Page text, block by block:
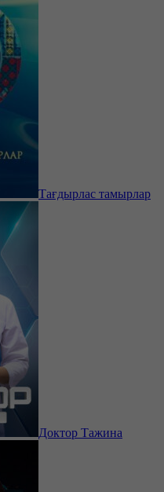
Тағдырлас тамырлар
Доктор Тажина